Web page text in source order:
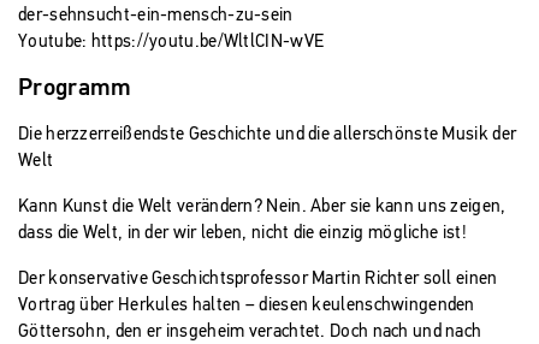
der-sehnsucht-ein-mensch-zu-sein
Youtube: https://youtu.be/WltlCIN-wVE
Programm
Die herzzerreißendste Geschichte und die allerschönste Musik der
Welt
Kann Kunst die Welt verändern? Nein. Aber sie kann uns zeigen,
dass die Welt, in der wir leben, nicht die einzig mögliche ist!
Der konservative Geschichtsprofessor Martin Richter soll einen
Vortrag über Herkules halten – diesen keulenschwingenden
Göttersohn, den er insgeheim verachtet. Doch nach und nach